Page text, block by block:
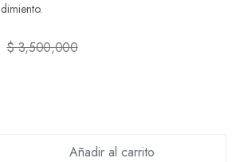
$ 3,500,000
Añadir al carrito